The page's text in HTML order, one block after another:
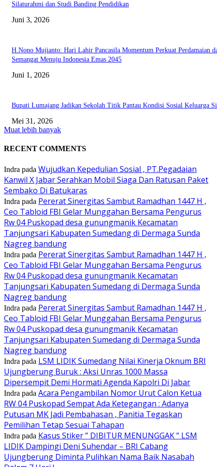
Silaturahmi dan Studi Banding Pendidikan
Juni 3, 2026
H.Nono Mujianto: Hari Lahir Pancasila Momentum Perkuat Perdamaian
Semangat Menuju Indonesia Emas 2045
Juni 1, 2026
Bupati Lumajang Jadikan Sekolah Titik Pantau Kondisi Sosial Keluarga
Mei 31, 2026
Muat lebih banyak
RECENT COMMENTS
Indra pada Wujudkan Kepedulian Sosial , PT.Pegadaian
Kanwil X Jabar Serahkan Mobil Siaga Dan Ratusan Paket
Sembako Di Batukaras
Indra pada Pererat Sinergitas Sambut Ramadhan 1447 H ,
Ceo Tabloid FBI Gelar Munggahan Bersama Pengurus
Rw 04 Puskopad desa gunungmanik Kecamatan
Tanjungsari Kabupaten Sumedang di Dermaga Sunda
Nagreg bandung
Indra pada Pererat Sinergitas Sambut Ramadhan 1447 H ,
Ceo Tabloid FBI Gelar Munggahan Bersama Pengurus
Rw 04 Puskopad desa gunungmanik Kecamatan
Tanjungsari Kabupaten Sumedang di Dermaga Sunda
Nagreg bandung
Indra pada Pererat Sinergitas Sambut Ramadhan 1447 H ,
Ceo Tabloid FBI Gelar Munggahan Bersama Pengurus
Rw 04 Puskopad desa gunungmanik Kecamatan
Tanjungsari Kabupaten Sumedang di Dermaga Sunda
Nagreg bandung
Indra pada LSM LIDIK Sumedang Nilai Kinerja Oknum BRI
Ujungberung Buruk : Aksi Unras 1000 Massa
Dipersempit Demi Hormati Agenda Kapolri Di Jabar
Indra pada Acara Pengambilan Nomor Urut Calon Ketua
RW 04 Puskopad Sempat Ada Ketegangan : Adanya
Putusan MK Jadi Pembahasan , Panitia Tegaskan
Pemilihan Tetap Sesuai Tahapan
Indra pada Kasus Stiker ” DIBITUR MENUNGGAK ” LSM
LIDIK Dampingi Deni Suhendar – BRI Cabang
Ujungberung Diminta Pulihkan Nama Baik Nasabah